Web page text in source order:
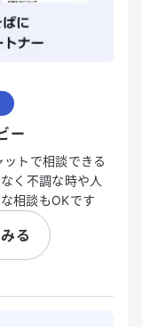
ー
トで相談できる
く不調な時や人
相談もOKです
る